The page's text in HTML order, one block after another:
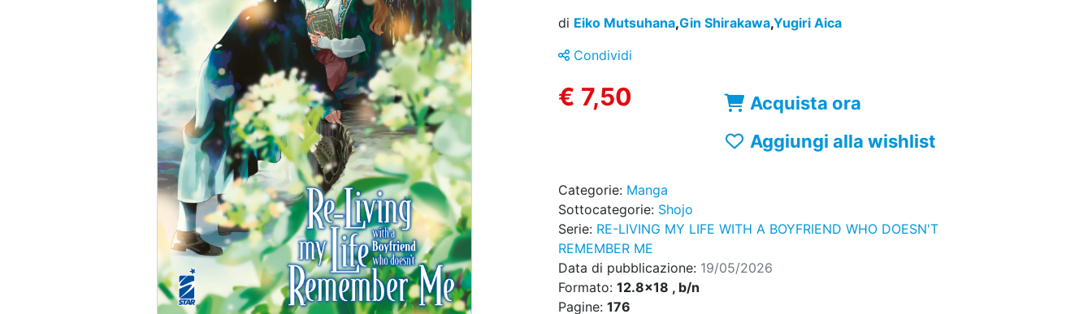
di Eiko Mutsuhana,Gin Shirakawa,Yugiri Aica
Condividi
€ 7,50
Acquista ora
Aggiungi alla wishlist
Categorie: Manga
Sottocategorie: Shojo
Serie: RE-LIVING MY LIFE WITH A BOYFRIEND WHO DOESN'T
REMEMBER ME
Data di pubblicazione: 19/05/2026
Formato: 12.8x18 , b/n
Pagine: 176